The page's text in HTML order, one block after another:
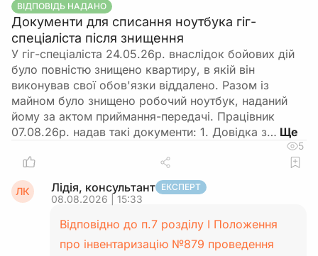
ВІДПОВІДЬ НАДАНО
Документи для списання ноутбука гіг-
спеціаліста після знищення
У гіг-спеціаліста 24.05.26р. внаслідок бойових дій
було повністю знищено квартиру, в якій він
виконував свої обов'язки віддалено. Разом із
майном було знищено робочий ноутбук, наданий
йому за актом приймання-передачі. Працівник
07.08.26р. надав такі документи: 1. Довідка з…
5
ЛК Лідія, консультант ЕКСПЕРТ
08.08.2026 | 15:33
Відповідно до п.7 розділу І Положення
про інвентаризацію №879 проведення